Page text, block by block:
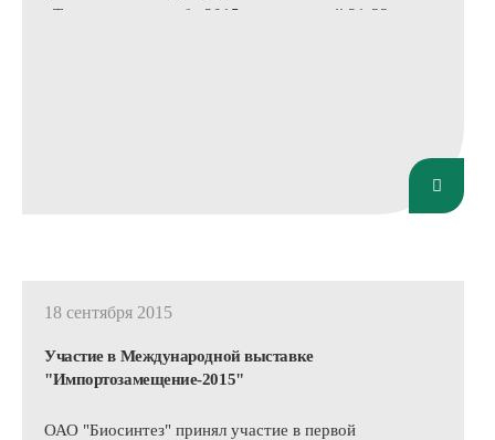
«Таможенная служба-2015», прошедшей 21-22
18 сентября 2015
Участие в Международной выставке
"Импортозамещение-2015"
ОАО "Биосинтез" принял участие в первой